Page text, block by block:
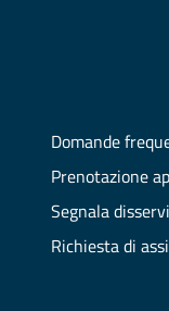
Domande
Prenotazione
Segnala
Richiesta di